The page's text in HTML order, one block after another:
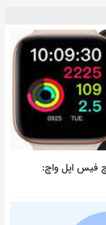
فیس اپل واچ: